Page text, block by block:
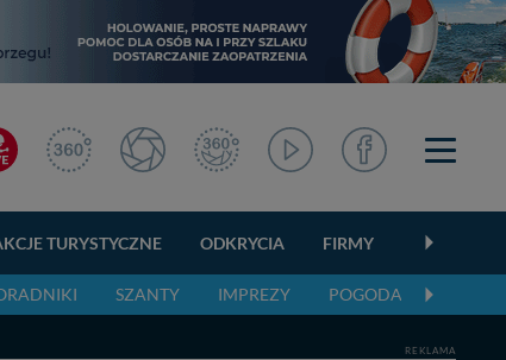
TURYSTYCZNE ODKRYCIA FIRMY
SZANTY IMPREZY POGODA
REKLAMA